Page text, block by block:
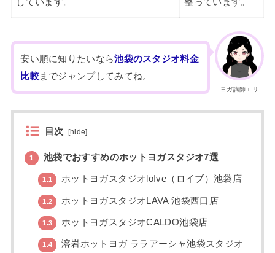
しています。
整っています。
ヨガ講師エリ
安い順に知りたいなら池袋のスタジオ料金
比較までジャンプしてみてね。
目次 [hide]
1 池袋でおすすめのホットヨガスタジオ7選
1.1 ホットヨガスタジオloIve（ロイブ）池袋店
1.2 ホットヨガスタジオLAVA 池袋西口店
1.3 ホットヨガスタジオCALDO池袋店
1.4 溶岩ホットヨガ ララアーシャ池袋スタジオ